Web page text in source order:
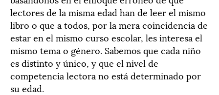
lectores de la misma edad han de leer el mismo
libro o que a todos, por la mera coincidencia de
estar en el mismo curso escolar, les interesa el
mismo tema o género. Sabemos que cada niño
es distinto y único, y que el nivel de
competencia lectora no está determinado por
su edad.